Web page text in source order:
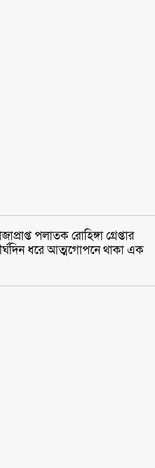
পলাতক রোহিঙ্গা গ্রেপ্তার
ধরে আত্মগোপনে থাকা এক